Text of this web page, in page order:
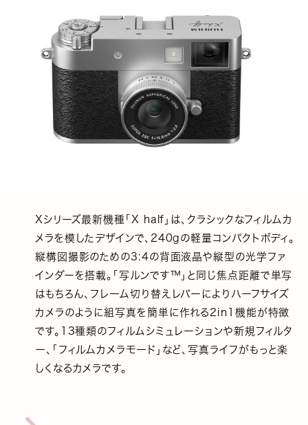
Xシリーズ最新機種「X half」は、クラシックなフィルムカ
メラを模したデザインで、240gの軽量コンパクトボディ。
縦構図撮影のための3:4の背面液晶や縦型の光学ファ
インダーを搭載。「写ルンです™」と同じ焦点距離で単写
はもちろん、フレーム切り替えレバーによりハーフサイズ
カメラのように組写真を簡単に作れる2in1機能が特徴
です。13種類のフィルムシミュレーションや新規フィルタ
ー、「フィルムカメラモード」など、写真ライフがもっと楽
しくなるカメラです。